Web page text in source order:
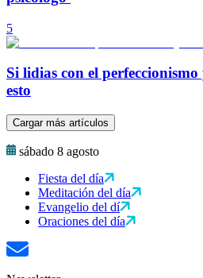
5
Si lidias con el
esto
Cargar más artículos
sábado 8 agosto
Fiesta del día
Meditación del día
Evangelio del dí
Oraciones del día